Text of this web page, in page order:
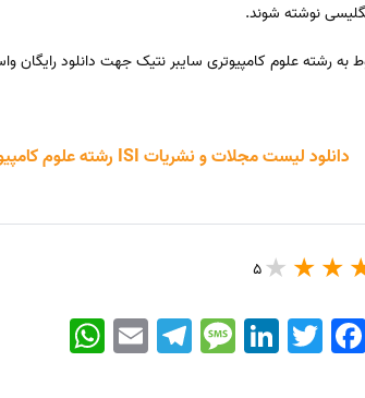
نوشته شوند.
دانلود لیست مجلات و نشریات ISI رشته علوم کامپیوتری سایبر نتیک
5
WhatsApp EmailTelegramMessageLinkedIn TwitterFacebook